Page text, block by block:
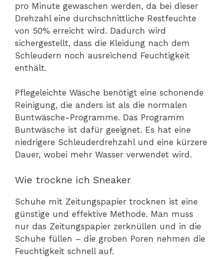
pro Minute gewaschen werden, da bei dieser
Drehzahl eine durchschnittliche Restfeuchte
von 50% erreicht wird. Dadurch wird
sichergestellt, dass die Kleidung nach dem
Schleudern noch ausreichend Feuchtigkeit
enthält.
Pflegeleichte Wäsche benötigt eine schonende
Reinigung, die anders ist als die normalen
Buntwäsche-Programme. Das Programm
Buntwäsche ist dafür geeignet. Es hat eine
niedrigere Schleuderdrehzahl und eine kürzere
Dauer, wobei mehr Wasser verwendet wird.
Wie trockne ich Sneaker
Schuhe mit Zeitungspapier trocknen ist eine
günstige und effektive Methode. Man muss
nur das Zeitungspapier zerknüllen und in die
Schuhe füllen – die groben Poren nehmen die
Feuchtigkeit schnell auf.